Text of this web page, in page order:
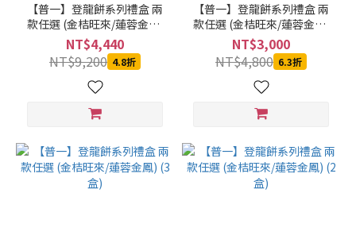
【普一】登龍餅系列禮盒 兩
款任選 (金桔旺來/蓮蓉金鳳)
(6盒)
NT$4,440
NT$9,200 4.8折
【普一】登龍餅系列禮盒 兩
款任選 (金桔旺來/蓮蓉金鳳)
(4盒)
NT$3,000
NT$4,800 6.3折